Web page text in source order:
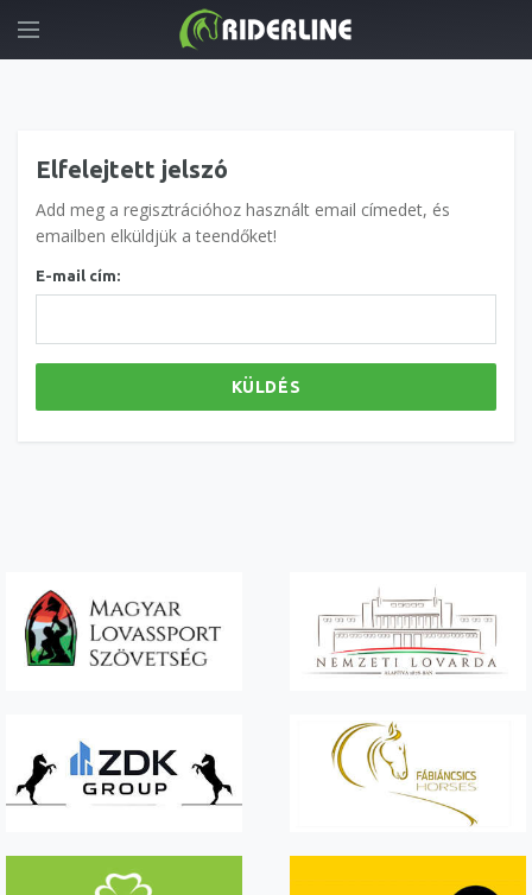
Elfelejtett jelszó
Add meg a regisztrációhoz használt email címedet, és
emailben elküldjük a teendőket!
E-mail cím:
KÜLDÉS